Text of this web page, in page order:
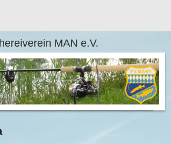
MAN e.V.